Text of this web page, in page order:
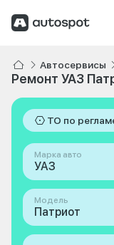
Автосервисы
Ремонт УАЗ
ТО по
Марка авто
УАЗ
Модель
Патриот